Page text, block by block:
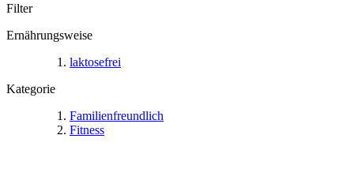
Filter
Ernährungsweise
laktosefrei
Kategorie
Familienfreundlich
Fitness